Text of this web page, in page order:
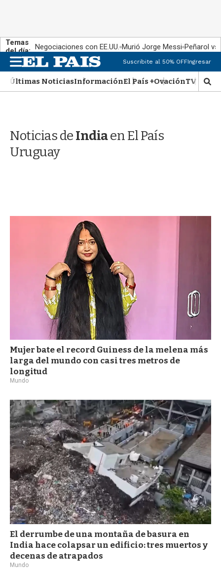
Temas
del día: Negociaciones con EE.UU. Murió Jorge Messi Peñarol
M
e
n
u
Suscribite al 50% OFFIngresar
Últimas NoticiasInformaciónEl País +OvaciónTV Show
M
o
d
Noticias deIndiaen El País
Uruguay
Mujer bate el record Guiness de la melena más
larga del mundo con casi tres metros de
longitud
Mundo
El derrumbe de una montaña de basura en
India hace colapsar un edificio: tres muertos y
decenas de atrapados
Mundo